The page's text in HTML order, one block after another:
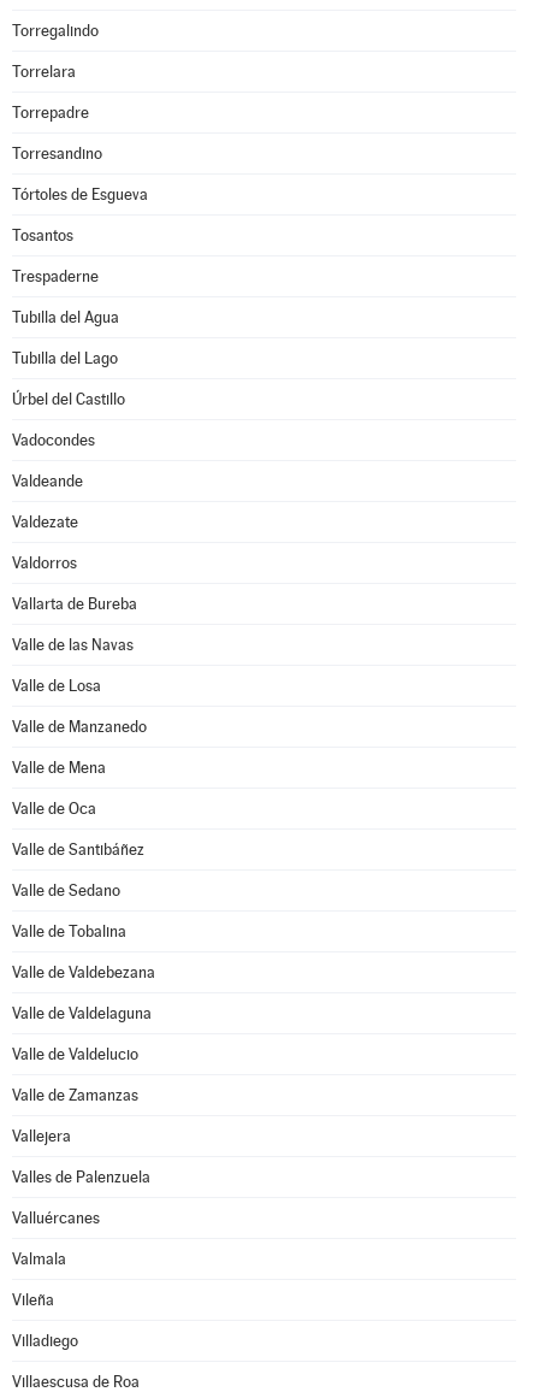
Torregalindo
Torrelara
Torrepadre
Torresandino
Tórtoles de Esgueva
Tosantos
Trespaderne
Tubilla del Agua
Tubilla del Lago
Úrbel del Castillo
Vadocondes
Valdeande
Valdezate
Valdorros
Vallarta de Bureba
Valle de las Navas
Valle de Losa
Valle de Manzanedo
Valle de Mena
Valle de Oca
Valle de Santibáñez
Valle de Sedano
Valle de Tobalina
Valle de Valdebezana
Valle de Valdelaguna
Valle de Valdelucio
Valle de Zamanzas
Vallejera
Valles de Palenzuela
Valluércanes
Valmala
Vileña
Villadiego
Villaescusa de Roa